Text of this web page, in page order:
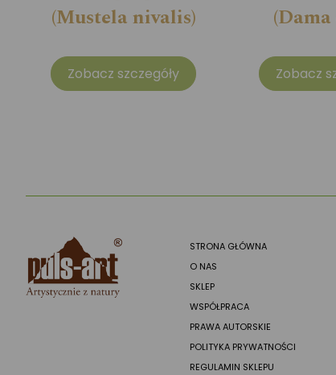
(Mustela nivalis)
Zobacz szczegóły Zobacz
STRONA GŁÓWNA
O NAS
SKLEP
WSPÓŁPRACA
PRAWA AUTORSKIE
POLITYKA PRYWATNOŚCI
REGULAMIN SKLEPU